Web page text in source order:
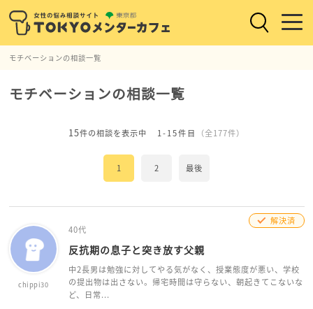
モチベーションの相談一覧
モチベーションの相談一覧
15件の相談を表示中 1-15件目 （全177件）
1 2 最後
chippi30
解決済
40代
反抗期の息子と突き放す父親
中2長男は勉強に対してやる気がなく、授業態度が悪い、学校
の提出物は出さない。帰宅時間は守らない、朝起きてこないな
ど、日常...